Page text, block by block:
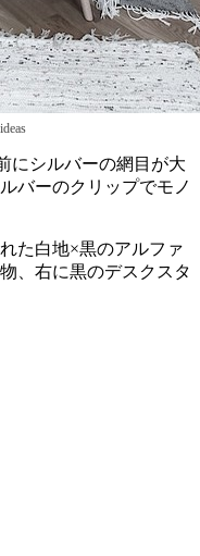
にシルバーの網目が大
バーのクリップでモノ
た白地×黒のアルファ
、右に黒のデスクスタ